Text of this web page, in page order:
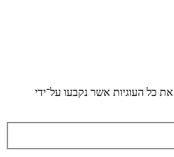
כל העוגיות אשר נקבעו על־ידי